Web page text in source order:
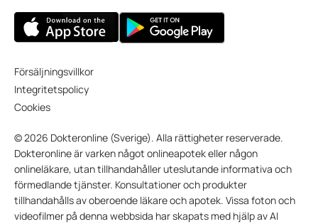
Försäljningsvillkor
Integritetspolicy
Cookies
© 2026 Dokteronline (Sverige). Alla rättigheter reserverade.
Dokteronline är varken något onlineapotek eller någon
onlineläkare, utan tillhandahåller uteslutande informativa och
förmedlande tjänster. Konsultationer och produkter
tillhandahålls av oberoende läkare och apotek. Vissa foton och
videofilmer på denna webbsida har skapats med hjälp av AI